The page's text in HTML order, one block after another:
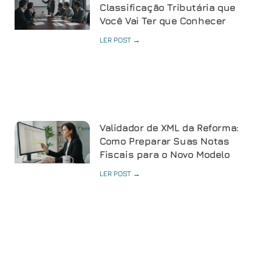
Classificação Tributária que
Você Vai Ter que Conhecer
LER POST →
Validador de XML da Reforma:
Como Preparar Suas Notas
Fiscais para o Novo Modelo
LER POST →